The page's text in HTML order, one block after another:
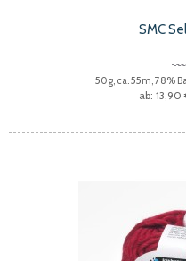
SMC
50g, ca. 55m, 78%
13,90